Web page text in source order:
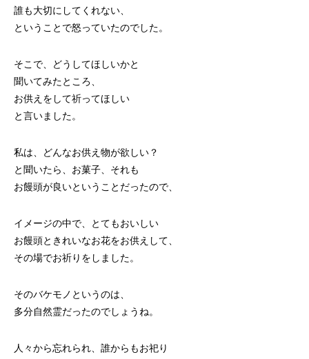
誰も大切にしてくれない、
ということで怒っていたのでした。
そこで、どうしてほしいかと
聞いてみたところ、
お供えをして祈ってほしい
と言いました。
私は、どんなお供え物が欲しい？
と聞いたら、お菓子、それも
お饅頭が良いということだったので、
イメージの中で、とてもおいしい
お饅頭ときれいなお花をお供えして、
その場でお祈りをしました。
そのバケモノというのは、
多分自然霊だったのでしょうね。
人々から忘れられ、誰からもお祀り